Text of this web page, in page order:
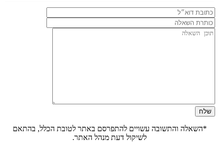
*השאלה והתשובה עשויים להתפרסם באתר לטובת הכלל, בהתאם
לשיקול דעת מנהל האתר.